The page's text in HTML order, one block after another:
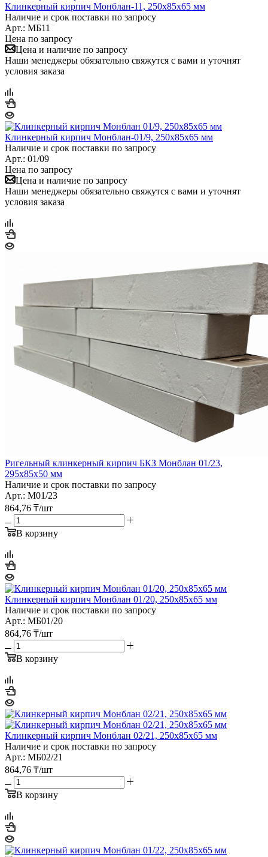
Клинкерный кирпич Монблан-11, 250х85х65 мм
Наличие и срок поставки по запросу
Арт.: МБ11
Цена по запросу
Цена и наличие по запросу
Наши менеджеры обязательно свяжутся с вами и уточнят
условия заказа
Клинкерный кирпич Монблан-01/9, 250х85х65 мм
Наличие и срок поставки по запросу
Арт.: 01/09
Цена по запросу
Цена и наличие по запросу
Наши менеджеры обязательно свяжутся с вами и уточнят
условия заказа
Ригельный клинкерный кирпич БКЗ Монблан 01/23,
295х85х50 мм
Наличие и срок поставки по запросу
Арт.: М01/23
864,76 ₸/шт
В корзину
Клинкерный кирпич Монблан 01/20, 250х85х65 мм
Наличие и срок поставки по запросу
Арт.: МБ01/20
864,76 ₸/шт
В корзину
Клинкерный кирпич Монблан 02/21, 250х85х65 мм
Наличие и срок поставки по запросу
Арт.: МБ02/21
864,76 ₸/шт
В корзину